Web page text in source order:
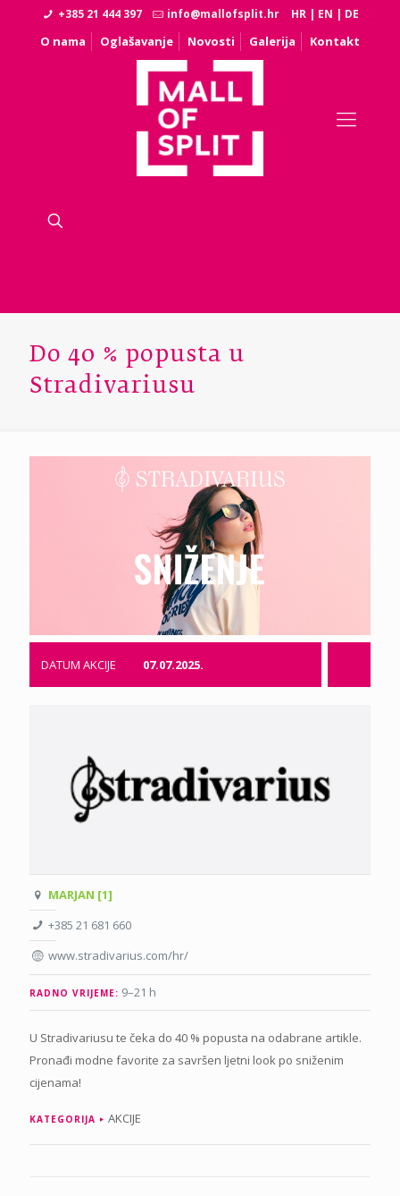
+385 21 444 397 info@mallofsplit.hr HR | EN | DE
O nama Oglašavanje Novosti Galerija Kontakt
Do 40 % popusta u
Stradivariusu
DATUM AKCIJE 07.07.2025.
MARJAN [1]
+385 21 681 660
www.stradivarius.com/hr/
RADNO VRIJEME: 9–21 h
U Stradivariusu te čeka do 40 % popusta na odabrane artikle.
Pronađi modne favorite za savršen ljetni look po sniženim
cijenama!
KATEGORIJA AKCIJE